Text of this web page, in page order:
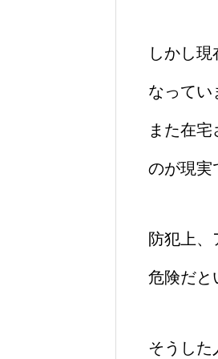
しかし
なってい
また在
のが現実
防犯上、
危険だと
そうした